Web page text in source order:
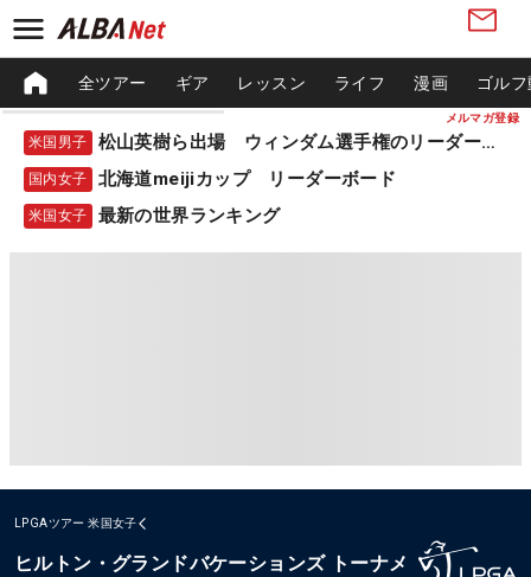
メルマガ登録
全ツアー ギア レッスン ライフ 漫画 ゴル
米国男子 松山英樹ら出場 ウィンダム選手権のリーダーボード
国内女子 北海道meijiカップ リーダーボード
米国女子 最新の世界ランキング
LPGAツアー 米国女子
ヒルトン・グランドバケーションズ トーナメ